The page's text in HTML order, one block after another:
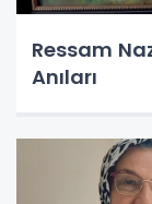
Ressam
Anıları